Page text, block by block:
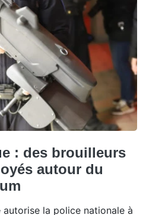
: des brouilleurs
autour du
la police nationale à